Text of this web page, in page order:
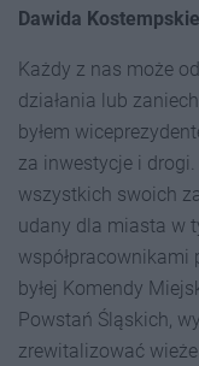
Dawida
Każdy z nas może
działania lub
byłem
za inwestycje i
wszystkich swoich
udany dla miasta w
współpracownikami
byłej Komendy
Powstań Śląskich,
zrewitalizować